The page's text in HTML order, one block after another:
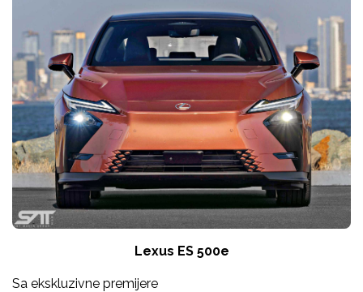
Lexus ES 500e
Sa ekskluzivne premijere